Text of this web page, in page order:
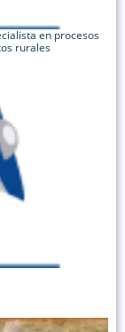
en procesos
rurales